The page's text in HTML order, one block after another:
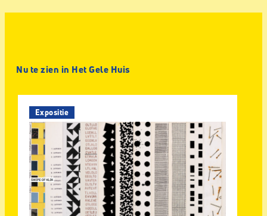
Nu te zien in Het Gele Huis
Expositie